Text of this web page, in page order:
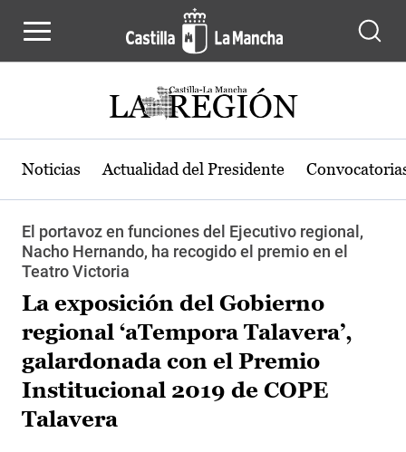
Noticias Actualidad del Presidente
El portavoz en funciones del Ejecutivo regional,
Nacho Hernando, ha recogido el premio en el
Teatro Victoria
La exposición del Gobierno
regional ‘aTempora Talavera’,
galardonada con el Premio
Institucional 2019 de COPE
Talavera